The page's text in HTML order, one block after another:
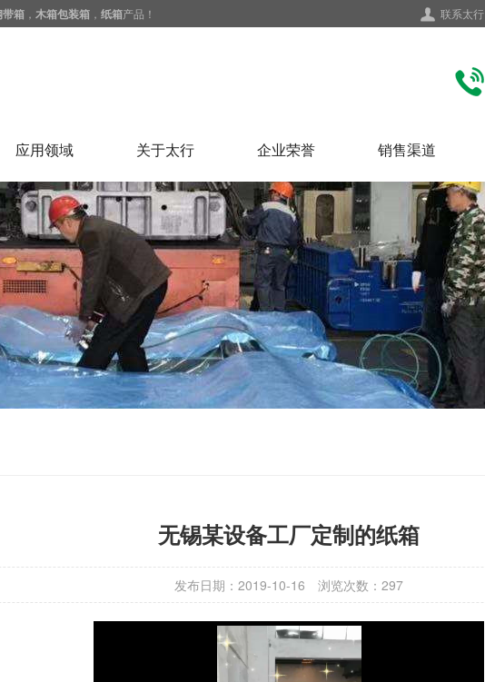
联系太行
带箱 ， 木箱包装箱 ， 纸箱产品！
应用领域 关于太行 企业荣誉 销售渠道
无锡某设备工厂定制的纸箱
发布日期：2019-10-16 浏览次数： 297